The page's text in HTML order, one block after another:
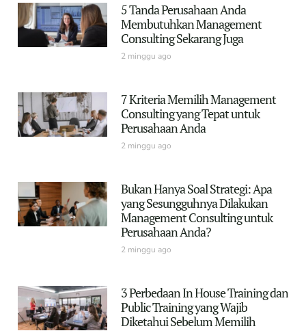
5 Tanda Perusahaan Anda
Membutuhkan Management
Consulting Sekarang Juga
2 minggu ago
7 Kriteria Memilih Management
Consulting yang Tepat untuk
Perusahaan Anda
2 minggu ago
Bukan Hanya Soal Strategi: Apa
yang Sesungguhnya Dilakukan
Management Consulting untuk
Perusahaan Anda?
2 minggu ago
3 Perbedaan In House Training dan
Public Training yang Wajib
Diketahui Sebelum Memilih